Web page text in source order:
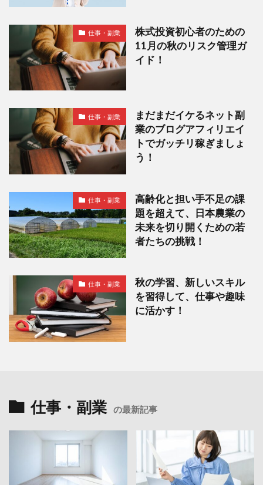
仕事・副業
株式投資初心者のための
11月の秋のリスク管理ガ
イド！
仕事・副業
まだまだイケるネット副
業のブログアフィリエイ
トでガッチリ稼ぎましょ
う！
仕事・副業
高齢化と担い手不足の課
題を超えて、日本農業の
未来を切り開くための若
者たちの挑戦！
仕事・副業
秋の学習、新しいスキル
を習得して、仕事や趣味
に活かす！
仕事・副業 の最新記事